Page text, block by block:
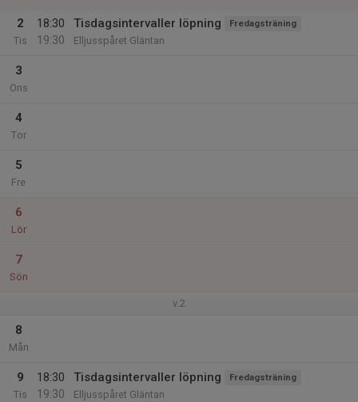
2
Tis
18:30
19:30
Tisdagsintervaller löpning Fredagsträning
Elljusspåret Gläntan
3
Ons
4
Tor
5
Fre
6
Lör
7
Sön
v.2
8
Mån
9
Tis
18:30
19:30
Tisdagsintervaller löpning Fredagsträning
Elljusspåret Gläntan